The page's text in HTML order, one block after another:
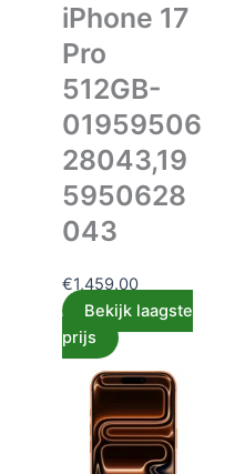
iPhone 17
Pro
512GB-
01959506
28043,19
5950628
043
€1,459.00
Bekijk laagste
prijs